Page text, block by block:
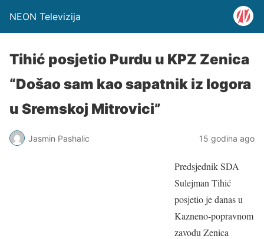
NEON Televizija
Tihić posjetio Purdu u KPZ Zenica
“Došao sam kao sapatnik iz logora
u Sremskoj Mitrovici”
Jasmin Pashalic 15 godina ago
Predsjednik SDA
Sulejman Tihić
posjetio je danas u
Kazneno-popravnom
zavodu Zenica